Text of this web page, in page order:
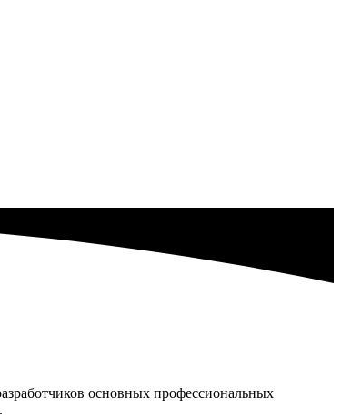
основных профессиональных